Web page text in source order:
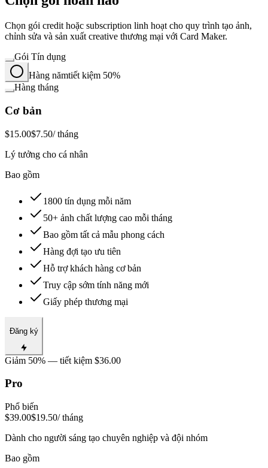
Chọn gói credit hoặc subscription linh hoạt cho quy trình tạo ảnh,
chỉnh sửa và sản xuất creative thương mại với Card Maker.
Gói Tín dụng
Hàng nămtiết kiệm 50%
Hàng tháng
Cơ bản
$15.00$7.50/ tháng
Lý tưởng cho cá nhân
Bao gồm
1800 tín dụng mỗi năm
50+ ảnh chất lượng cao mỗi tháng
Bao gồm tất cả mẫu phong cách
Hàng đợi tạo ưu tiên
Hỗ trợ khách hàng cơ bản
Truy cập sớm tính năng mới
Giấy phép thương mại
Đăng ký
Giảm 50% — tiết kiệm $36.00
Pro
Phổ biến
$39.00$19.50/ tháng
Dành cho người sáng tạo chuyên nghiệp và đội nhóm
Bao gồm